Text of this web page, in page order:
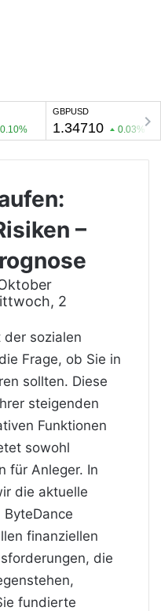
–
2
der sozialen
Frage, ob Sie in
sollten. Diese
steigenden
Funktionen
sowohl
für Anleger. In
die aktuelle
finanziellen
die
fundierte